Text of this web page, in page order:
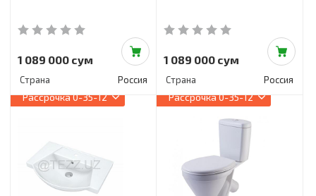
1 089 000 сум
Страна Россия
1 089 000 сум
Страна Россия
Рассрочка0-35-12 Рассрочка0-35-12